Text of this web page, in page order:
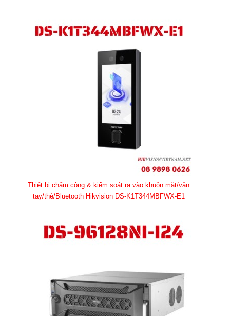
Thiết bị chấm công & kiểm soát ra vào khuôn mặt/vân
tay/thẻ/Bluetooth Hikvision DS-K1T344MBFWX-E1